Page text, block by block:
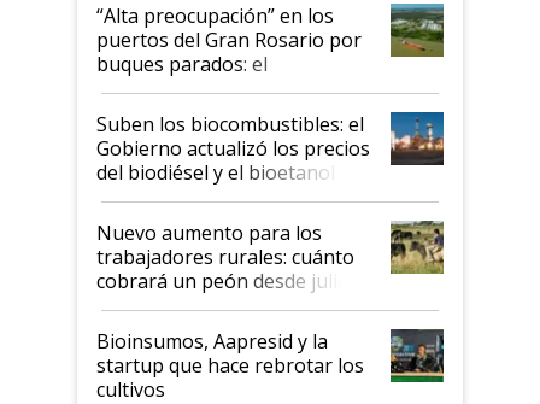
“Alta preocupación” en los
puertos del Gran Rosario por
buques parados: el
funcionamiento de las
exportadoras en tensión tras
la medida de fuerza de los
prácticos
Suben los biocombustibles: el
Gobierno actualizó los precios
del biodiésel y el bioetanol
Nuevo aumento para los
trabajadores rurales: cuánto
cobrará un peón desde julio
Bioinsumos, Aapresid y la
startup que hace rebrotar los
cultivos